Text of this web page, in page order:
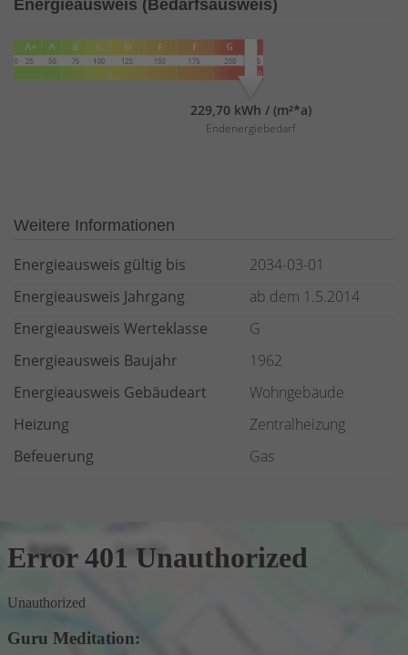
Energieausweis (Bedarfsausweis)
229,70 kWh / (m²*a)
Endenergiebedarf
Weitere Informationen
Energieausweis gültig bis
2034-03-01
Energieausweis Jahrgang
ab dem 1.5.2014
Energieausweis Werteklasse
G
Energieausweis Baujahr
1962
Energieausweis Gebäudeart
Wohngebäude
Heizung
Zentralheizung
Befeuerung
Gas